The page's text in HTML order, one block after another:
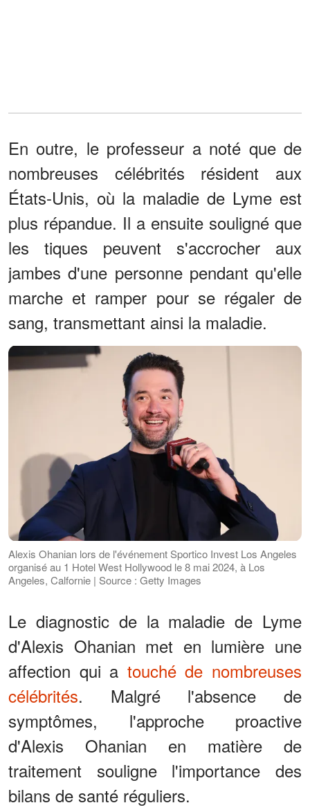
En outre, le professeur a noté que de
nombreuses célébrités résident aux
États-Unis, où la maladie de Lyme est
plus répandue. Il a ensuite souligné que
les tiques peuvent s'accrocher aux
jambes d'une personne pendant qu'elle
marche et ramper pour se régaler de
sang, transmettant ainsi la maladie.
Alexis Ohanian lors de l'événement Sportico Invest Los Angeles
organisé au 1 Hotel West Hollywood le 8 mai 2024, à Los
Angeles, Calfornie | Source : Getty Images
Le diagnostic de la maladie de Lyme
d'Alexis Ohanian met en lumière une
affection qui a touché de nombreuses
célébrités. Malgré l'absence de
symptômes, l'approche proactive
d'Alexis Ohanian en matière de
traitement souligne l'importance des
bilans de santé réguliers.